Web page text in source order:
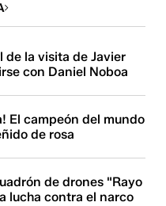
de la visita de Javier
con Daniel Noboa
El campeón del mundo
de rosa
de drones "Rayo
lucha contra el narco